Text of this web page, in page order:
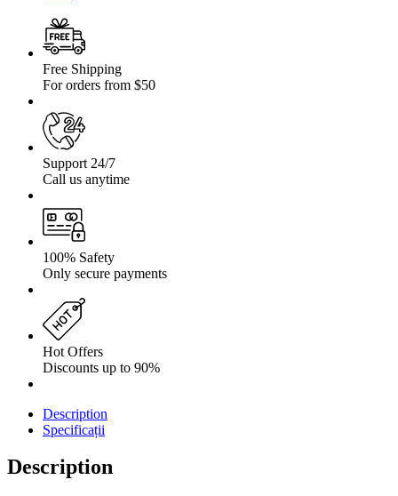
Free Shipping
For orders from $50
Support 24/7
Call us anytime
100% Safety
Only secure payments
Hot Offers
Discounts up to 90%
Description
Specificații
Description